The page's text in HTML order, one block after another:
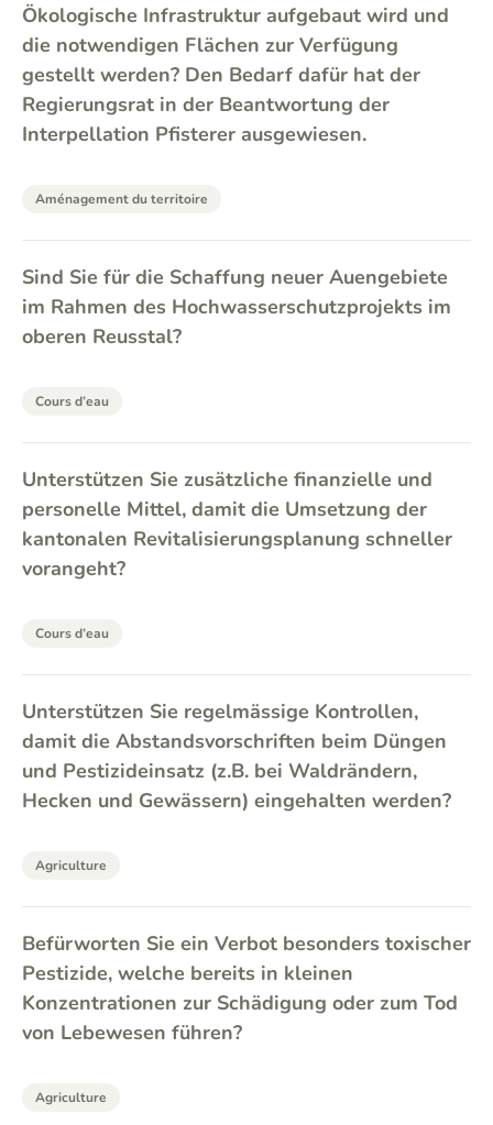
Ökologische Infrastruktur aufgebaut wird und
die notwendigen Flächen zur Verfügung
gestellt werden? Den Bedarf dafür hat der
Regierungsrat in der Beantwortung der
Interpellation Pfisterer ausgewiesen.
Aménagement du territoire
Sind Sie für die Schaffung neuer Auengebiete
im Rahmen des Hochwasserschutzprojekts im
oberen Reusstal?
Cours d’eau
Unterstützen Sie zusätzliche finanzielle und
personelle Mittel, damit die Umsetzung der
kantonalen Revitalisierungsplanung schneller
vorangeht?
Cours d’eau
Unterstützen Sie regelmässige Kontrollen,
damit die Abstandsvorschriften beim Düngen
und Pestizideinsatz (z.B. bei Waldrändern,
Hecken und Gewässern) eingehalten werden?
Agriculture
Befürworten Sie ein Verbot besonders toxischer
Pestizide, welche bereits in kleinen
Konzentrationen zur Schädigung oder zum Tod
von Lebewesen führen?
Agriculture